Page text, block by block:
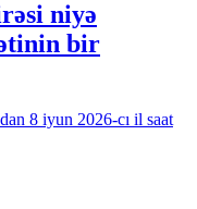
niyə
bir